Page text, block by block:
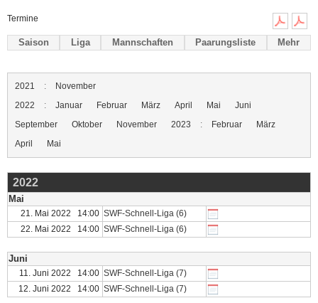
Termine
Saison Liga Mannschaften Paarungsliste Mehr
2021 :
November
2022
: Januar Februar März April Mai
Juni
September
Oktober November 2023 : Februar
März
April
Mai
2022
Mai
21. Mai 2022 14:00 SWF-Schnell-Liga (6)
22. Mai 2022 14:00 SWF-Schnell-Liga (6)
Juni
11. Juni 2022 14:00 SWF-Schnell-Liga (7)
12. Juni 2022 14:00 SWF-Schnell-Liga (7)